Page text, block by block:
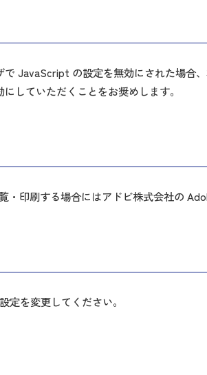
JavaScript の設定を無効にされた場合
していただくことをお奨めします。
印刷する場合にはアドビ株式会社の
を変更してください。